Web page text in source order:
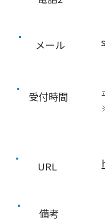
メール
受付時間
URL
備考